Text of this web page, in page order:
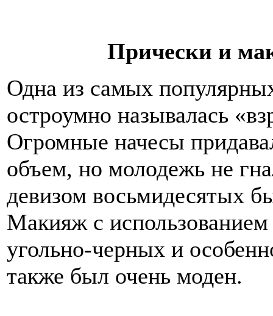
Прически и
Одна из самых
остроумно называлась
Огромные начесы
объем, но молодежь не
девизом восьмидесятых
Макияж с
угольно-черных и
также был очень моден.